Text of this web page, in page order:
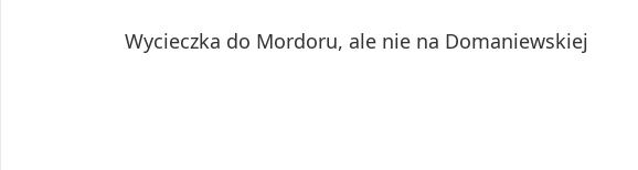
Wycieczka do Mordoru, ale nie na Domaniewskiej